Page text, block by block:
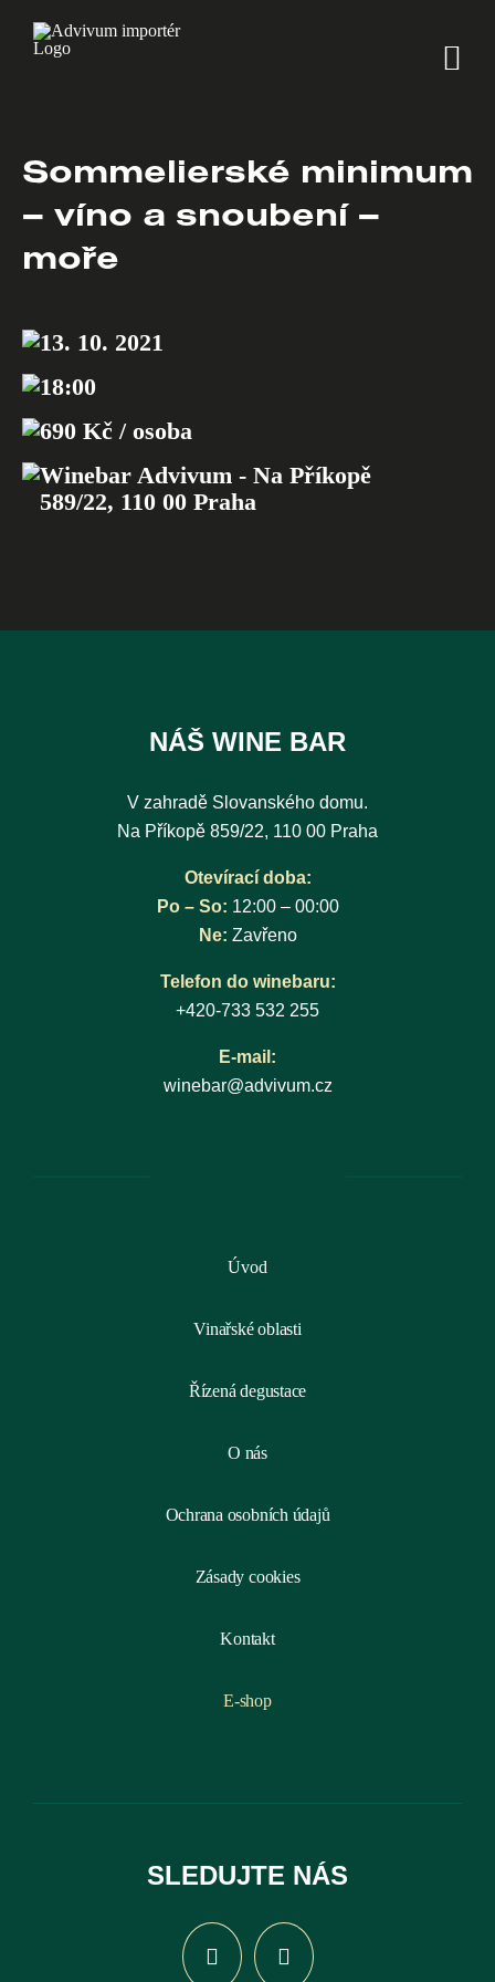
Sommelierské minimum
– víno a snoubení –
moře
13. 10. 2021
18:00
690 Kč / osoba
Winebar Advivum - Na Příkopě
589/22, 110 00 Praha
NÁŠ WINE BAR
V zahradě Slovanského domu.
Na Příkopě 859/22, 110 00 Praha
Otevírací doba:
Po – So: 12:00 – 00:00
Ne: Zavřeno
Telefon do winebaru:
+420-733 532 255
E-mail:
winebar@advivum.cz
Úvod
Vinařské oblasti
Řízená degustace
O nás
Ochrana osobních údajů
Zásady cookies
Kontakt
E-shop
SLEDUJTE NÁS